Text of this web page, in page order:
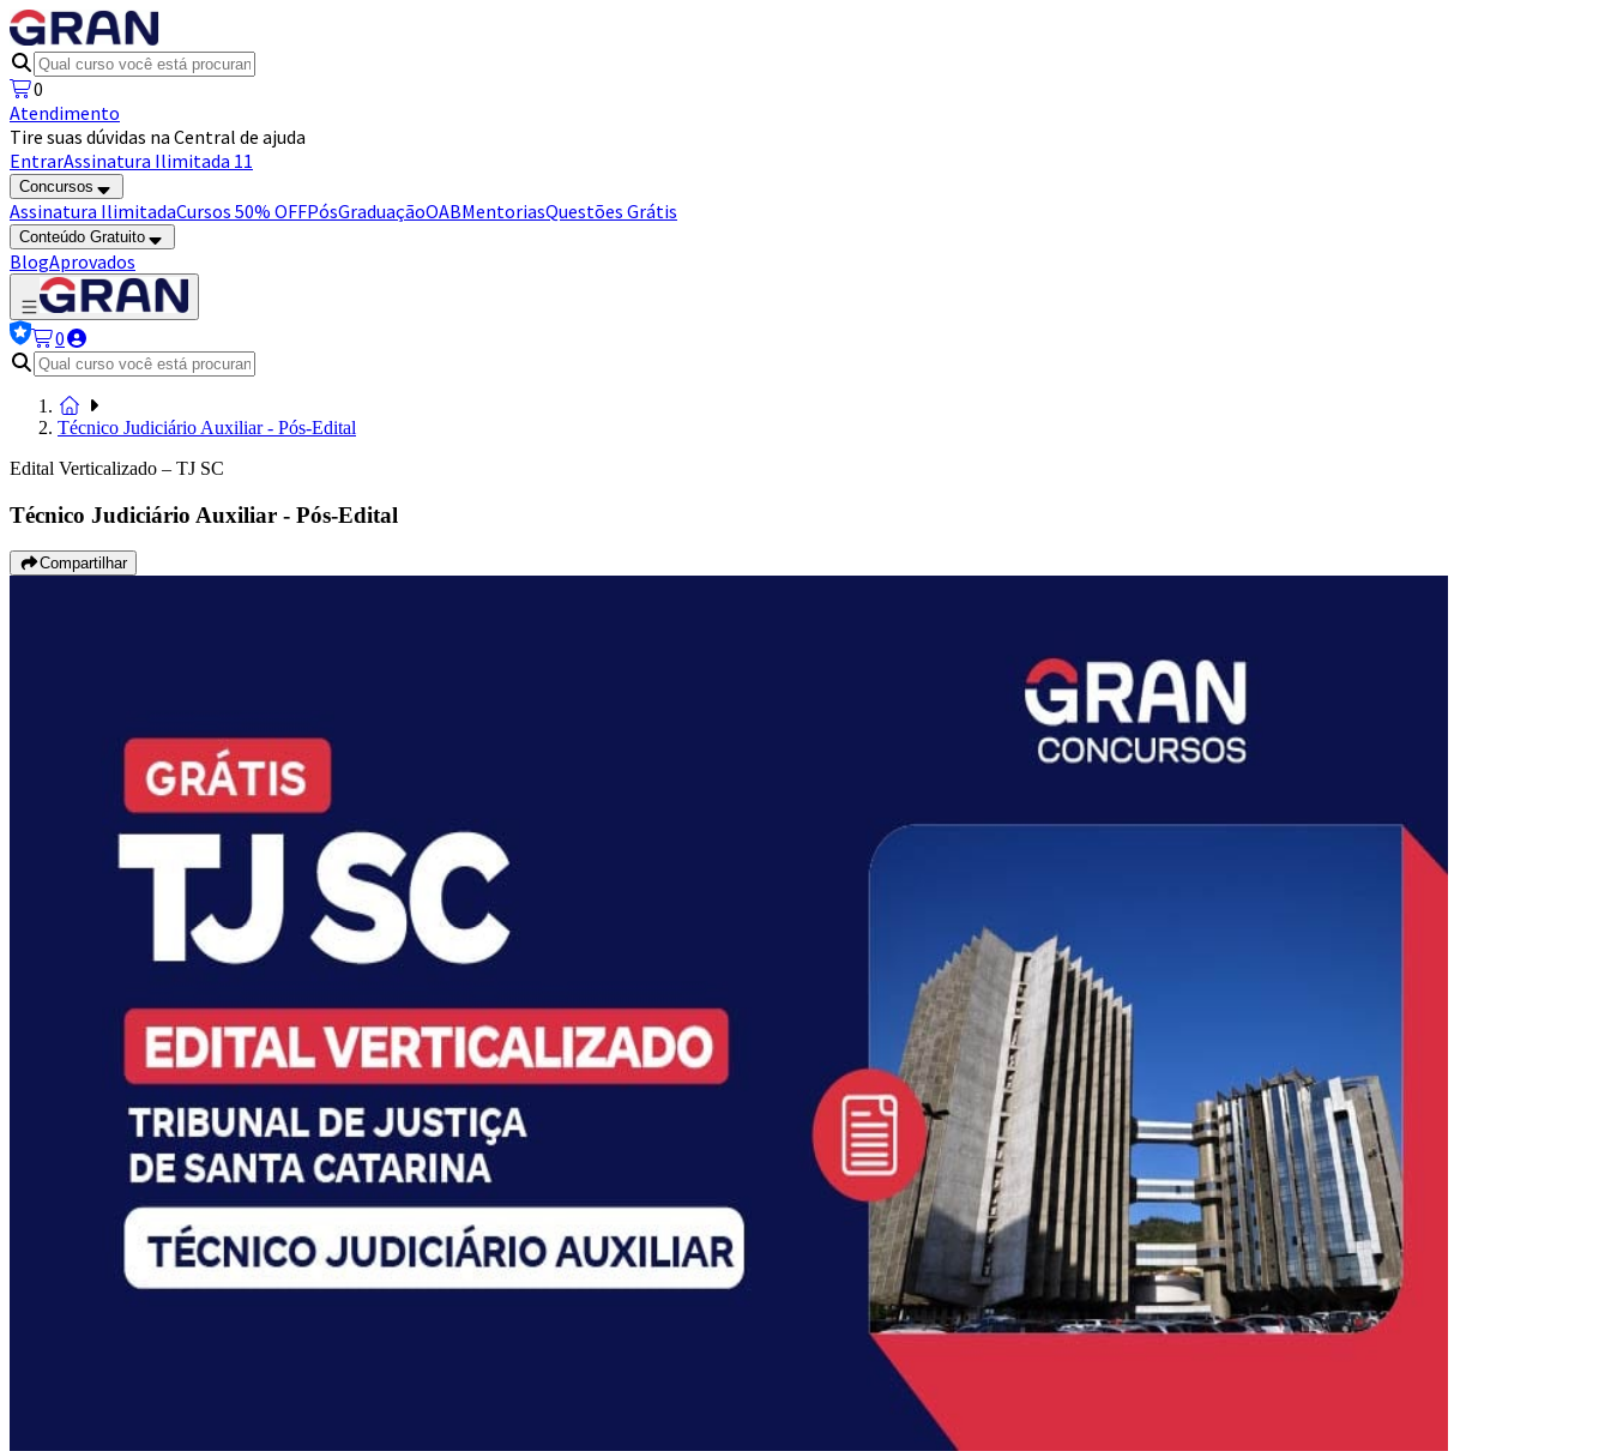
0
Atendimento
Tire suas dúvidas na Central de ajuda
EntrarAssinatura Ilimitada 11
Concursos
Assinatura IlimitadaCursos 50% OFFPósGraduaçãoOABMentoriasQuestões Grátis
Conteúdo Gratuito
BlogAprovados
0
Técnico Judiciário Auxiliar - Pós-Edital
Edital Verticalizado – TJ SC
Técnico Judiciário Auxiliar - Pós-Edital
Compartilhar